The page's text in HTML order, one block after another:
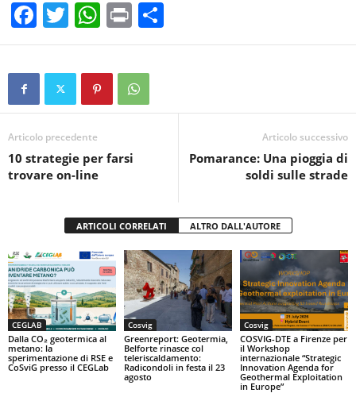
F
a
c
b
o
o
T
wi
tt
W
h
at
s
A
p
Pr
in
t
o
vi
Articolo precedente
10 strategie per farsi
trovare on-line
Articolo successivo
Pomarance: Una pioggia di
soldi sulle strade
ARTICOLI CORRELATI ALTRO DALL'AUTORE
CEGLAB
Dalla CO₂ geotermica al
metano: la
sperimentazione di RSE e
CoSviG presso il CEGLab
Cosvig
Greenreport: Geotermia,
Belforte rinasce col
teleriscaldamento:
Radicondoli in festa il 23
agosto
Cosvig
COSVIG-DTE a Firenze per
il Workshop
internazionale “Strategic
Innovation Agenda for
Geothermal Exploitation
in Europe”